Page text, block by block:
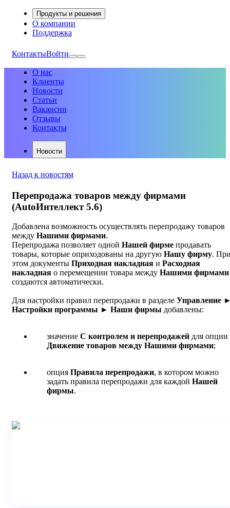
Продукты и решения
О компании
Поддержка
КонтактыВойти
О нас
Клиенты
Новости
Статьи
Вакансии
Отзывы
Контакты
Новости
Назад к новостям
Перепродажа товаров между фирмами
(AutoИнтеллект 5.6)
Добавлена возможность осуществлять перепродажу товаров
между Нашими фирмами.
Перепродажа позволяет одной Нашей фирме продавать
товары, которые оприходованы на другую Нашу фирму.
этом документы Приходная накладная и Расходная
накладная о перемещении товара между Нашими фирмами
создаются автоматически.
Для настройки правил перепродажи в разделе Управление
Настройки программы ► Наши фирмы добавлены:
значение С контролем и перепродажей для опции
Движение товаров между Нашими фирмами;
опция Правила перепродажи, в котором можно
задать правила перепродажи для каждой Нашей
фирмы.